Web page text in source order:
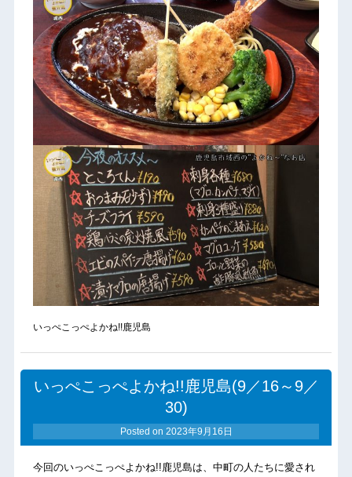
いっぺこっぺよかね!!鹿児島
いっぺこっぺよかね!!鹿児島(9／16～9／
30)
Posted on 2023年9月16日
今回のいっぺこっぺよかね!!鹿児島は、中町の人たちに愛され